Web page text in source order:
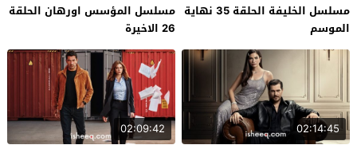
مسلسل الخليفة الحلقة 35 نهاية
الموسم
مسلسل المؤسس اورهان الحلقة
26 الاخيرة
02:14:45
02:09:42